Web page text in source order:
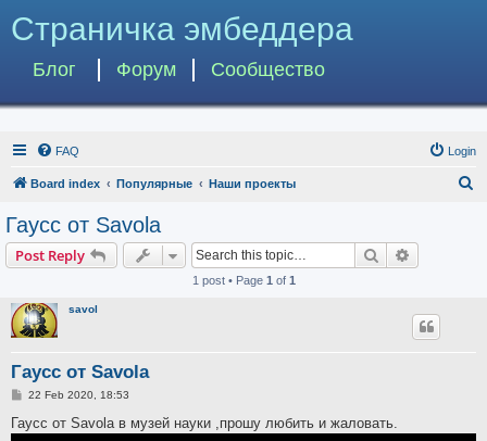
Страничка эмбеддера
Блог Форум Сообщество
FAQ Login
Board index Популярные Наши проекты
Гаусс от Savola
Post Reply Search
1 post • Page 1 of 1
savol
Гаусс от Savola
P
s
t
22 Feb 2020, 18:53
Гаусс от Savola в музей науки ,прошу любить и жаловать.